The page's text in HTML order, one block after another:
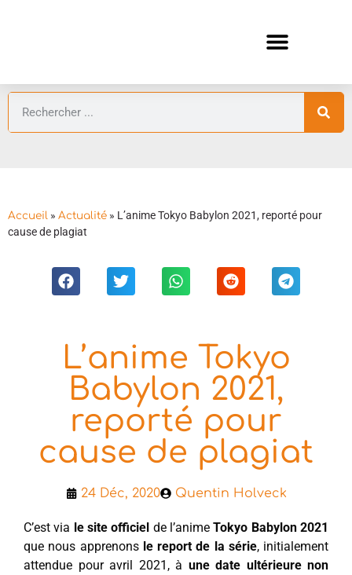
Accueil » Actualité » L’anime Tokyo Babylon 2021, reporté pour
cause de plagiat
L’anime Tokyo
Babylon 2021,
reporté pour
cause de plagiat
24 Déc, 2020 Quentin Holveck
C’est via le site officiel de l’animeTokyo Babylon 2021
que nous apprenons le report de la série, initialement
attendue pour avril 2021, à une date ultérieure non